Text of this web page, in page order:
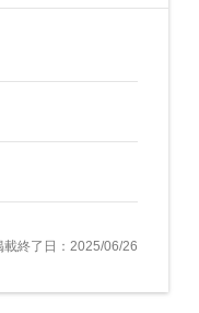
載終了日：2025/06/26